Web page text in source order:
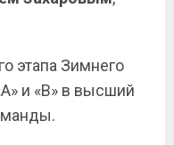
этапа Зимнего
и «B» в высший